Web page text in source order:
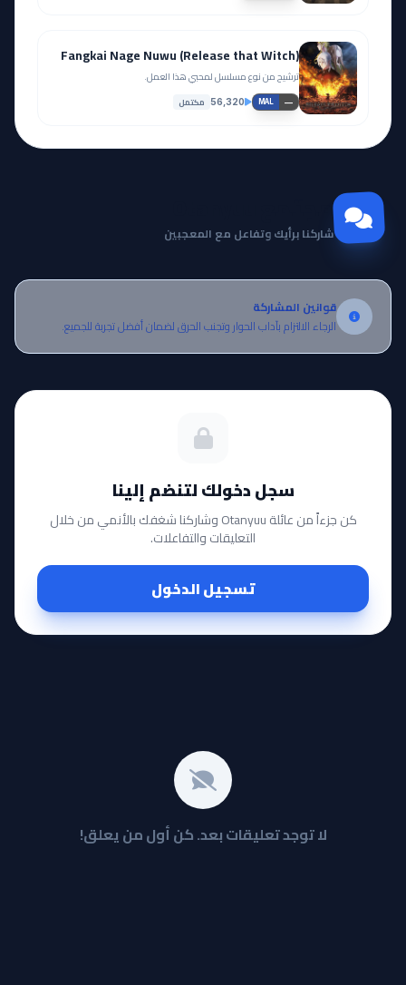
Fangkai Nage Nuwu (Release that Witch)
ترشيح من نوع مسلسل لمحبي هذا العمل.
MAL —
56,320 مكتمل
مجتمع Otanyuu
شاركنا برأيك وتفاعل مع المعجبين
قوانين المشاركة
الرجاء الالتزام بآداب الحوار وتجنب الحرق لضمان أفضل تجربة للجميع.
سجل دخولك لتنضم إلينا
كن جزءاً من عائلة Otanyuu وشاركنا شغفك بالأنمي من خلال
التعليقات والتفاعلات.
تسجيل الدخول
لا توجد تعليقات بعد. كن أول من يعلق!